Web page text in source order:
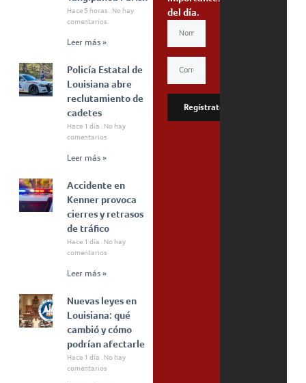
Hace 5 horas
No hay
comentarios
Leer más »
Policía Estatal de
Louisiana abre
reclutamiento de
cadetes
Hace 1 día
No hay
comentarios
Leer más »
Accidente en
Kenner provoca
cierres y retrasos
de tráfico
Hace 1 día
No hay
comentarios
Leer más »
Nuevas leyes en
Louisiana: qué
cambió y cómo
podrían afectarle
Hace 1 día
No hay
comentarios
del día.
Regístrate